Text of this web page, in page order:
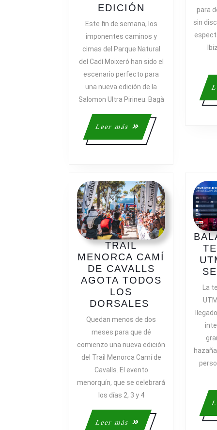
EDICIÓN
MITYAEV
Y
JULIE
ROUX
CORONAN
LA
SALOMON
ULTRA
PIRINEU
100K
2024
Y
CAMPEONES
DE
SU
15A
EDICIÓN
Este fin de semana, los
imponentes caminos y
cimas del Parque Natural
del Cadí Moixeró han sido el
escenario perfecto para
una nueva edición de la
Salomon Ultra Pirineu. Bagà
Leer más
Leer
más
para
sin
TRAIL
MENORCA CAMÍ
DE CAVALLS
AGOTA TODOS
LOS
DORSALES
MENORCA
CAVALLS
AGOTA
LOS
DORSALES
Quedan menos de dos
meses para que dé
comienzo una nueva edición
del Trail Menorca Camí de
Cavalls. El evento
menorquín, que se celebrará
los días 2, 3 y 4
Leer más
Leer
La